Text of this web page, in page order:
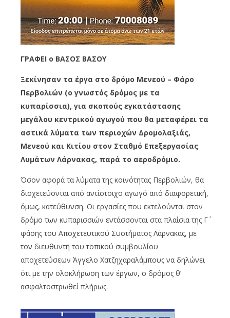
ΓΡΑΦΕΙ o ΒΑΣΟΣ ΒΑΣΟΥ
Ξεκίνησαν τα έργα στο δρόμο Μενεού – Φάρο
Περβολιών (ο γνωστός δρόμος με τα
κυπαρίσσια), για σκοπούς εγκατάστασης
μεγάλου κεντρικού αγωγού που θα μεταφέρει τα
αστικά λύματα των περιοχών Δρομολαξιάς,
Μενεού και Κιτίου στον Σταθμό Επεξεργασίας
Λυμάτων Λάρνακας, παρά το αεροδρόμιο.
Όσον αφορά τα λύματα της κοινότητας Περβολιών, θα
διοχετεύονται από αντίστοιχο αγωγό από διαφορετική,
όμως, κατεύθυνση. Οι εργασίες που εκτελούνται στον
δρόμο των κυπαρισσιών εντάσσονται στα πλαίσια της Γ΄
φάσης του Αποχετευτικού Συστήματος Λάρνακας, με
τον διευθυντή του τοπικού συμβουλίου
αποχετεύσεων Άγγελο Χατζηχαραλάμπους να δηλώνει
ότι με την ολοκλήρωση των έργων, ο δρόμος θ’
ασφαλτοστρωθεί πλήρως.